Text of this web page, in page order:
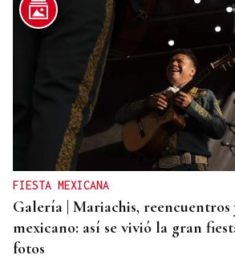
FIESTA MEXICANA
Galería | Mariachis, reencuentros
mexicano: así se vivió la gran
fotos